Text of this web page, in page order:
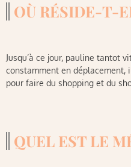
OÙ RÉSIDE-T-
Jusqu’à ce jour, pauline tantot
constamment en déplacement,
pour faire du shopping et du
QUEL EST LE